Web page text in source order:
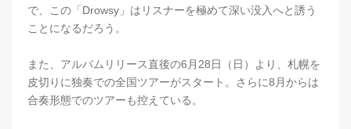
で、この「Drowsy」はリスナーを極めて深い没入へと誘う
ことになるだろう。
また、アルバムリリース直後の6月28日（日）より、札幌を
皮切りに独奏での全国ツアーがスタート。さらに8月からは
合奏形態でのツアーも控えている。